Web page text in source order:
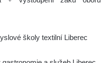
školy textilní Liberec